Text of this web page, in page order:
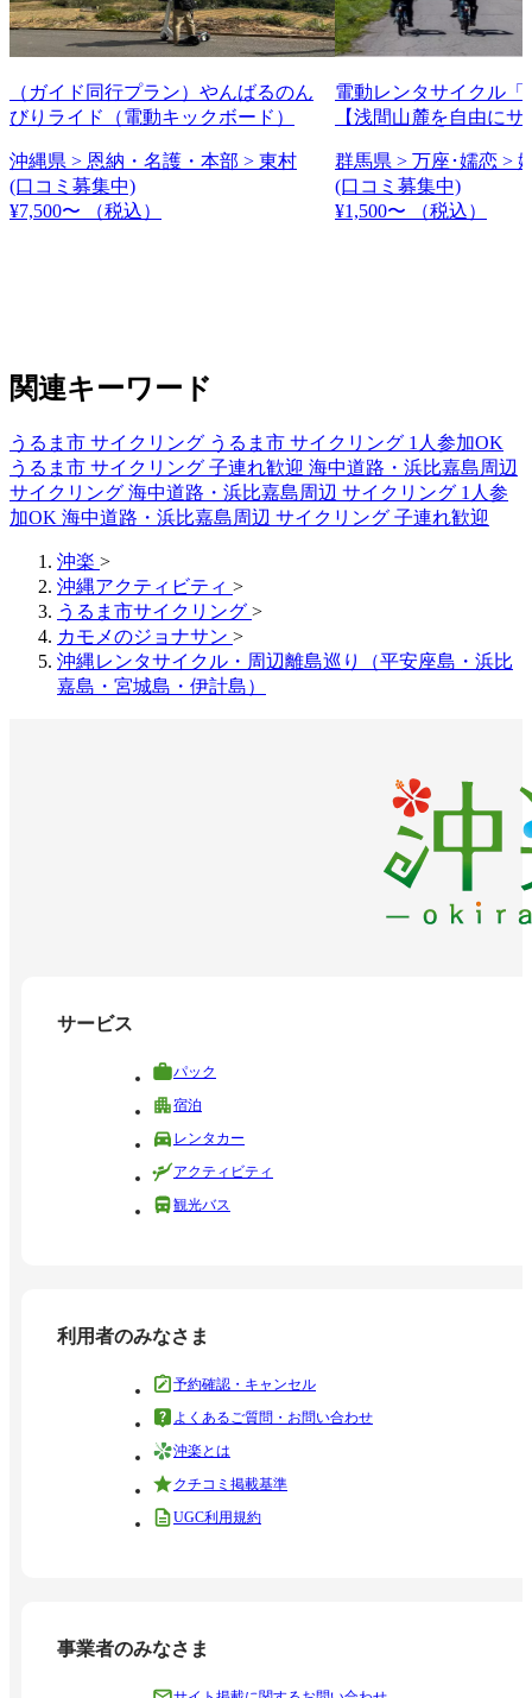
（ガイド同行プラン）やんばるのん
びりライド（電動キックボード）
沖縄県 > 恩納・名護・本部 > 東村
(口コミ募集中)
¥7,500〜
（税込）
電動レンタサイクル「
【浅間山麓を自由に
群馬県 > 万座･嬬恋 >
(口コミ募集中)
¥1,500〜
（税込）
関連キーワード
うるま市 サイクリング うるま市 サイクリング 1人参加OK
うるま市 サイクリング 子連れ歓迎 海中道路・浜比嘉島周辺
サイクリング 海中道路・浜比嘉島周辺 サイクリング 1人参
加OK 海中道路・浜比嘉島周辺 サイクリング 子連れ歓迎
沖楽 >
沖縄アクティビティ >
うるま市サイクリング >
カモメのジョナサン >
沖縄レンタサイクル・周辺離島巡り（平安座島・浜比
嘉島・宮城島・伊計島）
サービス
パック
宿泊
レンタカー
アクティビティ
観光バス
利用者のみなさま
予約確認・キャンセル
よくあるご質問・お問い合わせ
沖楽とは
クチコミ掲載基準
UGC利用規約
事業者のみなさま